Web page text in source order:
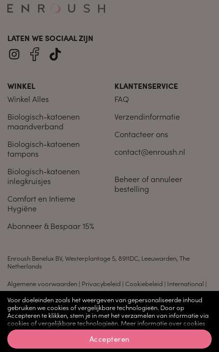
Voor doeleinden zoals het weergeven van gepersonaliseerde inhoud
gebruiken we cookies of vergelijkbare technologieën. Door op
Accepteren te klikken, stem je in met het verzamelen van informatie via
cookies of vergelijkbare technologieën. Meer informatie over cookies
vind je in hetCookiebeleid, inclusief de mogelijkheid om toestemming in
te trekken.
Accepteren
LATEN WE SOCIAAL ZIJN
WINKEL
Winkel Alles
Biologisch-katoenen
maandverband
Biologisch-katoenen
tampons
Biologisch-katoenen
inlegkruisjes
Comfort en Intieme
Hygiëne
Abonneer & Bespaar 15%
KLANTENSERVICE
FAQ
Verzendinformatie
Contacteer ons
contact@enroush.nl
Beheer of annuleer
bestelling
Enroush Benelux BV, Westerplantage 5, 8911DC, Leeuwarden, The
Netherlands
Algemene voorwaarden | Privacybeleid | Cookiebeleid | International |
Hier herroepen van de overeenkomst